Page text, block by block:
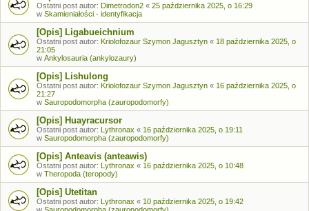
Ostatni post autor: Dimetrodon2 « 25 października 2025, o 16:29
w Skamieniałości - identyfikacja
[Opis] Ligabueichnium
Ostatni post autor: Kriolofozaur Szymon Jagusztyn « 18 października 2025, o
21:05
w Ankylosauria (ankylozaury)
[Opis] Lishulong
Ostatni post autor: Kriolofozaur Szymon Jagusztyn « 16 października 2025, o
21:27
w Sauropodomorpha (zauropodomorfy)
[Opis] Huayracursor
Ostatni post autor: Lythronax « 16 października 2025, o 19:11
w Sauropodomorpha (zauropodomorfy)
[Opis] Anteavis (anteawis)
Ostatni post autor: Lythronax « 16 października 2025, o 10:48
w Theropoda (teropody)
[Opis] Utetitan
Ostatni post autor: Lythronax « 10 października 2025, o 19:42
w Sauropodomorpha (zauropodomorfy)